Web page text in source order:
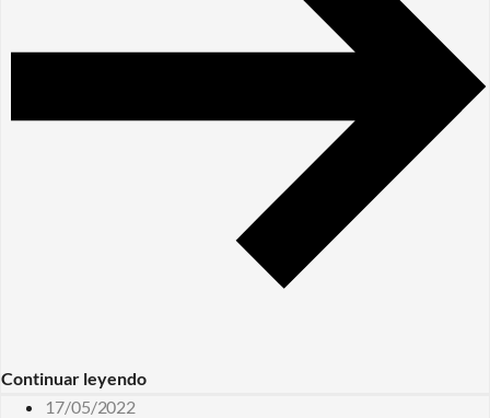
Continuar leyendo
17/05/2022